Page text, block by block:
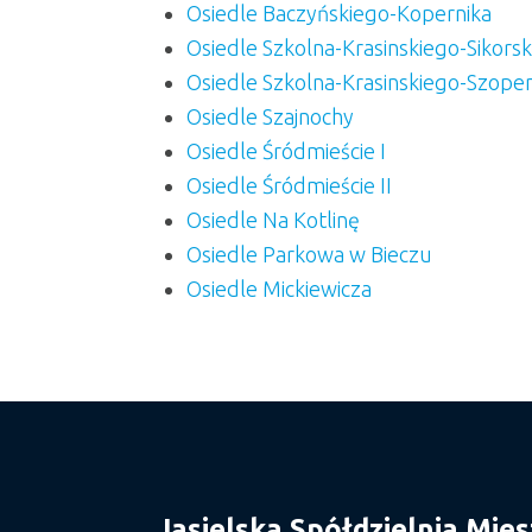
Osiedle Baczyńskiego-Kopernika
Osiedle Szkolna-Krasinskiego-
Osiedle Szkolna-Krasinskiego-
Osiedle Szajnochy
Osiedle Śródmieście I
Osiedle Śródmieście II
Osiedle Na Kotlinę
Osiedle Parkowa w Bieczu
Osiedle Mickiewicza